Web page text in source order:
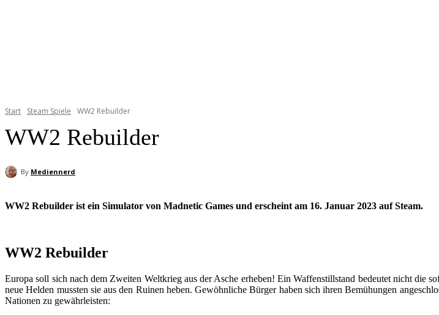
Start Steam Spiele WW2 Rebuilder
WW2 Rebuilder
By Mediennerd
WW2 Rebuilder ist ein Simulator von Madnetic Games und erscheint am 16. Januar 2023 auf Steam.
WW2 Rebuilder
Europa soll sich nach dem Zweiten Weltkrieg aus der Asche erheben! Ein Waffenstillstand bedeutet nicht die
neue Helden mussten sie aus den Ruinen heben. Gewöhnliche Bürger haben sich ihren Bemühungen
Nationen zu gewährleisten: